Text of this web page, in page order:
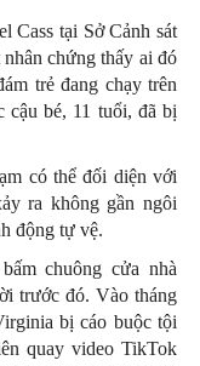
Cass tại Sở Cảnh sát
chứng thấy ai đó
trẻ đang chạy trên
cậu bé, 11 tuổi, đã bị
có thể đối diện với
ra không gần ngôi
động tự vệ.
chuông cửa nhà
trước đó. Vào tháng
bị cáo buộc tội
quay video TikTok